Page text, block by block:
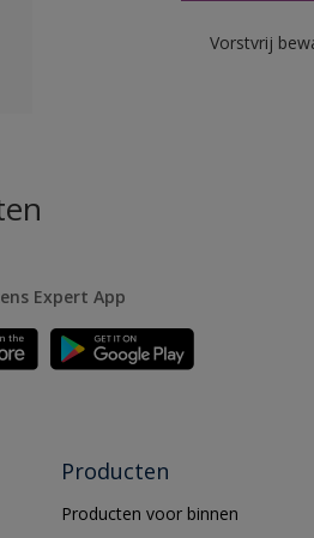
Vorstvrij
Expert App
Producten
Producten voor binnen